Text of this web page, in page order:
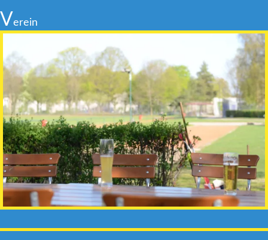
Verein